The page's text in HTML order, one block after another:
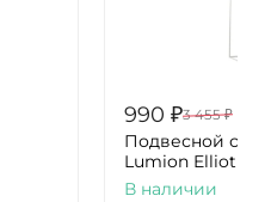
990 ₽3 455 ₽
Подвесной
Lumion Elliot
В наличии